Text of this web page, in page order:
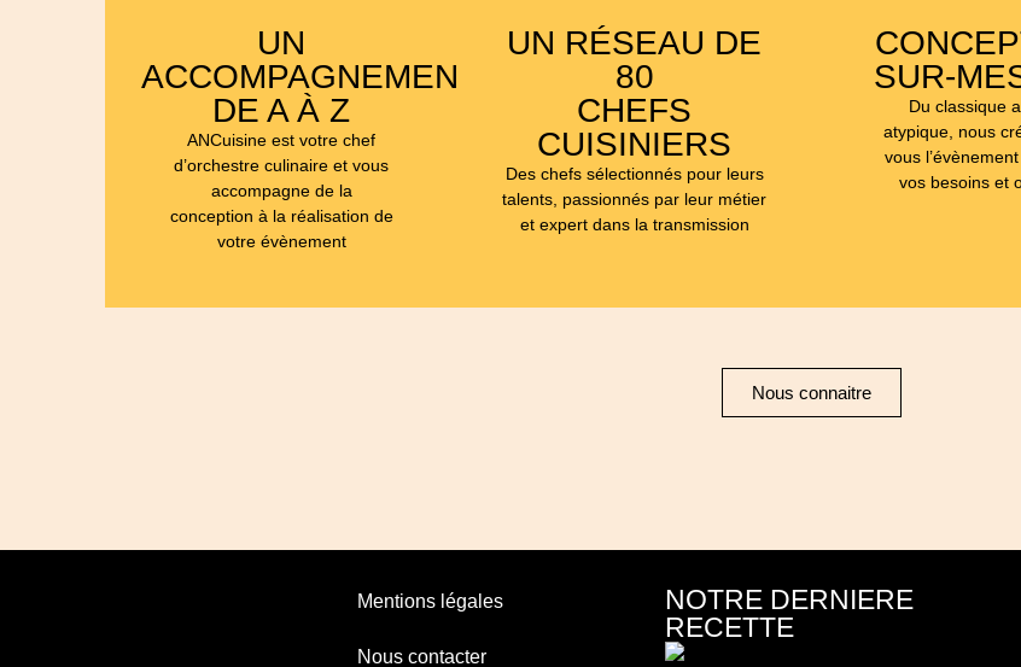
UN
ACCOMPAGNEMENT
DE A À Z
ANCuisine est votre chef
d’orchestre culinaire et vous
accompagne de la
conception à la réalisation de
votre évènement
UN RÉSEAU DE
80
CHEFS
CUISINIERS
Des chefs sélectionnés pour leurs
talents, passionnés par leur métier
et expert dans la transmission
SUR-
Du classique
atypique, nous
vous
vos besoins et
Nous connaitre
Mentions légales
Nous contacter
NOTRE DERNIERE
RECETTE